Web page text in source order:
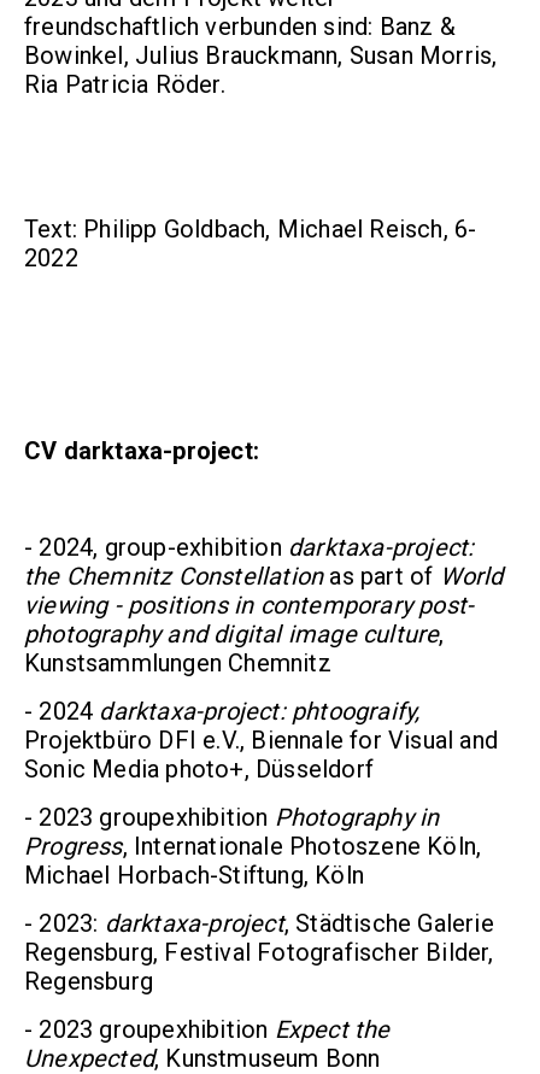
freundschaftlich verbunden sind: Banz &
Bowinkel, Julius Brauckmann, Susan Morris,
Ria Patricia Röder.
Text: Philipp Goldbach, Michael Reisch, 6-
2022
CV darktaxa-project:
- 2024, group-exhibition darktaxa-project:
the Chemnitz Constellationas part of World
viewing - positions in contemporary post-
photography and digital image culture,
Kunstsammlungen Chemnitz
- 2024 darktaxa-project: phtoograify,
Projektbüro DFI e.V., Biennale for Visual and
Sonic Media photo+, Düsseldorf
- 2023 groupexhibition Photography in
Progress, Internationale Photoszene Köln,
Michael Horbach-Stiftung, Köln
- 2023: darktaxa-project, Städtische Galerie
Regensburg, Festival Fotografischer Bilder,
Regensburg
- 2023 groupexhibition Expect the
Unexpected, Kunstmuseum Bonn